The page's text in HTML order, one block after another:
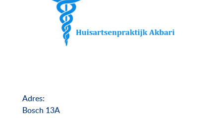
Adres:
Bosch 13A